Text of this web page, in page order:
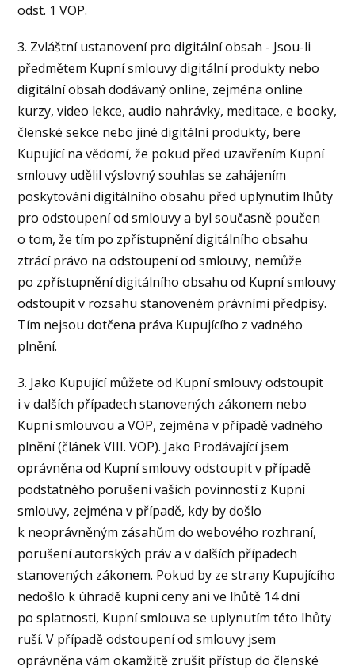
odst. 1 VOP.
3. Zvláštní ustanovení pro digitální obsah - Jsou-li
předmětem Kupní smlouvy digitální produkty nebo
digitální obsah dodávaný online, zejména online
kurzy, video lekce, audio nahrávky, meditace, e booky,
členské sekce nebo jiné digitální produkty, bere
Kupující na vědomí, že pokud před uzavřením Kupní
smlouvy udělil výslovný souhlas se zahájením
poskytování digitálního obsahu před uplynutím lhůty
pro odstoupení od smlouvy a byl současně poučen
o tom, že tím po zpřístupnění digitálního obsahu
ztrácí právo na odstoupení od smlouvy, nemůže
po zpřístupnění digitálního obsahu od Kupní smlouvy
odstoupit v rozsahu stanoveném právními předpisy.
Tím nejsou dotčena práva Kupujícího z vadného
plnění.
3. Jako Kupující můžete od Kupní smlouvy odstoupit
i v dalších případech stanovených zákonem nebo
Kupní smlouvou a VOP, zejména v případě vadného
plnění (článek VIII. VOP). Jako Prodávající jsem
oprávněna od Kupní smlouvy odstoupit v případě
podstatného porušení vašich povinností z Kupní
smlouvy, zejména v případě, kdy by došlo
k neoprávněným zásahům do webového rozhraní,
porušení autorských práv a v dalších případech
stanovených zákonem. Pokud by ze strany Kupujícího
nedošlo k úhradě kupní ceny ani ve lhůtě 14 dní
po splatnosti, Kupní smlouva se uplynutím této lhůty
ruší. V případě odstoupení od smlouvy jsem
oprávněna vám okamžitě zrušit přístup do členské